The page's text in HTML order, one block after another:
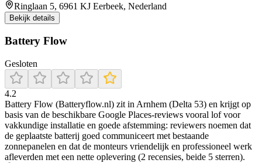
Ringlaan 5, 6961 KJ Eerbeek, Nederland
Bekijk details
Battery Flow
Gesloten
4.2
Battery Flow (Batteryflow.nl) zit in Arnhem (Delta 53) en krijgt op
basis van de beschikbare Google Places-reviews vooral lof voor
vakkundige installatie en goede afstemming: reviewers noemen dat
de geplaatste batterij goed communiceert met bestaande
zonnepanelen en dat de monteurs vriendelijk en professioneel werk
afleverden met een nette oplevering (2 recensies, beide 5 sterren).